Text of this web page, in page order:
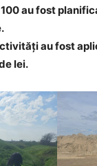
au fost
au fost
lei.